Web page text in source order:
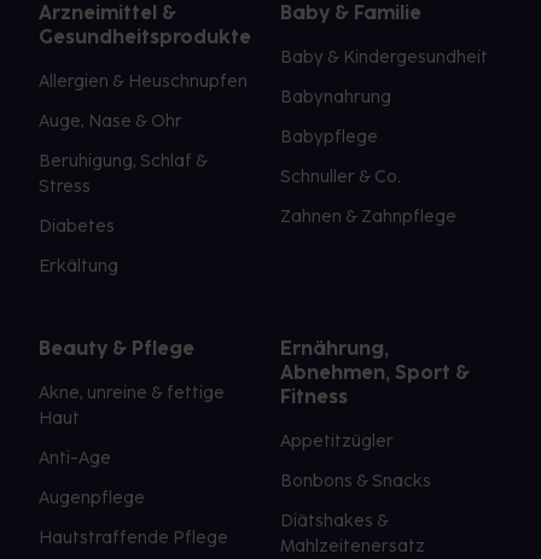
Arzneimittel &
Gesundheitsprodukte
Allergien & Heuschnupfen
Auge, Nase & Ohr
Beruhigung, Schlaf &
Stress
Diabetes
Erkältung
Baby & Familie
Baby & Kindergesundheit
Babynahrung
Babypflege
Schnuller & Co.
Zahnen & Zahnpflege
Beauty & Pflege
Akne, unreine & fettige
Haut
Anti-Age
Augenpflege
Hautstraffende Pflege
Ernährung,
Abnehmen, Sport &
Fitness
Appetitzügler
Bonbons & Snacks
Diätshakes &
Mahlzeitenersatz